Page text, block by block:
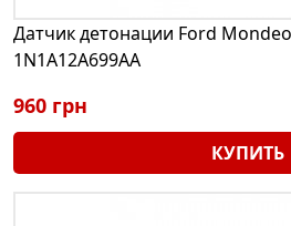
Датчик детонации Ford
1N1A12A699AA
960 грн
КУПИТЬ